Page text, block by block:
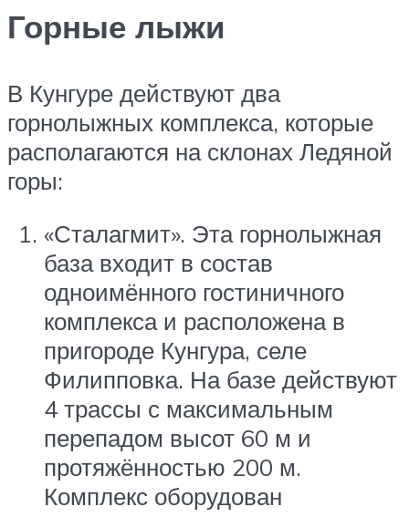
Горные лыжи
В Кунгуре действуют два
горнолыжных комплекса, которые
располагаются на склонах Ледяной
горы:
«Сталагмит». Эта горнолыжная
база входит в состав
одноимённого гостиничного
комплекса и расположена в
пригороде Кунгура, селе
Филипповка. На базе действуют
4 трассы с максимальным
перепадом высот 60 м и
протяжённостью 200 м.
Комплекс оборудован